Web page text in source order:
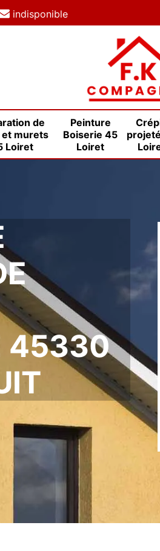
indisponible
de
et murets
Loiret
Peinture
Boiserie 45
Loiret
45330